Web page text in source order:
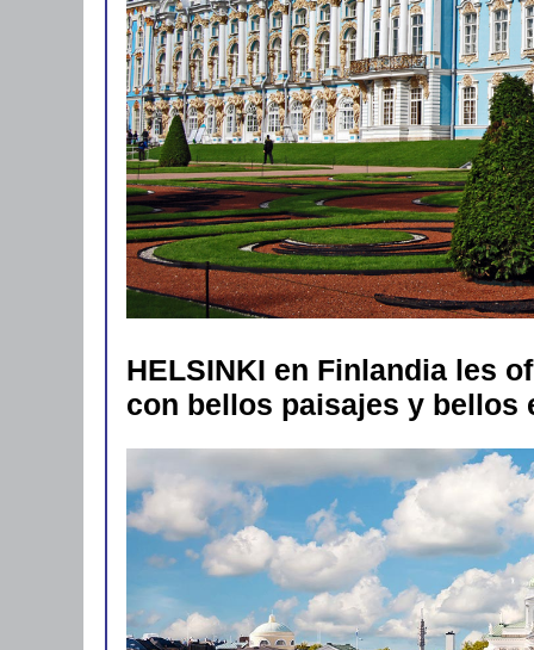
HELSINKI en Finlandia les
con bellos paisajes y bellos